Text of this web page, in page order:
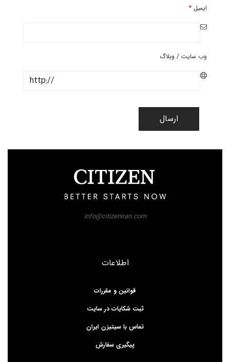
ایمیل *
وب سایت / وبلاگ
ارسال
info@citizeniran.com
اطلاعات
قوانین و مقررات
ثبت شکایات در سایت
تماس با سیتیزن ایران
پیگیری سفارش